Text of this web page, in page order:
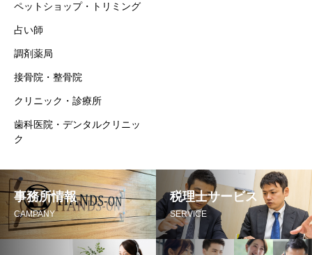
ペットショップ・トリミング
占い師
調剤薬局
接骨院・整骨院
クリニック・診療所
歯科医院・デンタルクリニッ
ク
事務所情報
CAMPANY
税理士サービス
SERVICE